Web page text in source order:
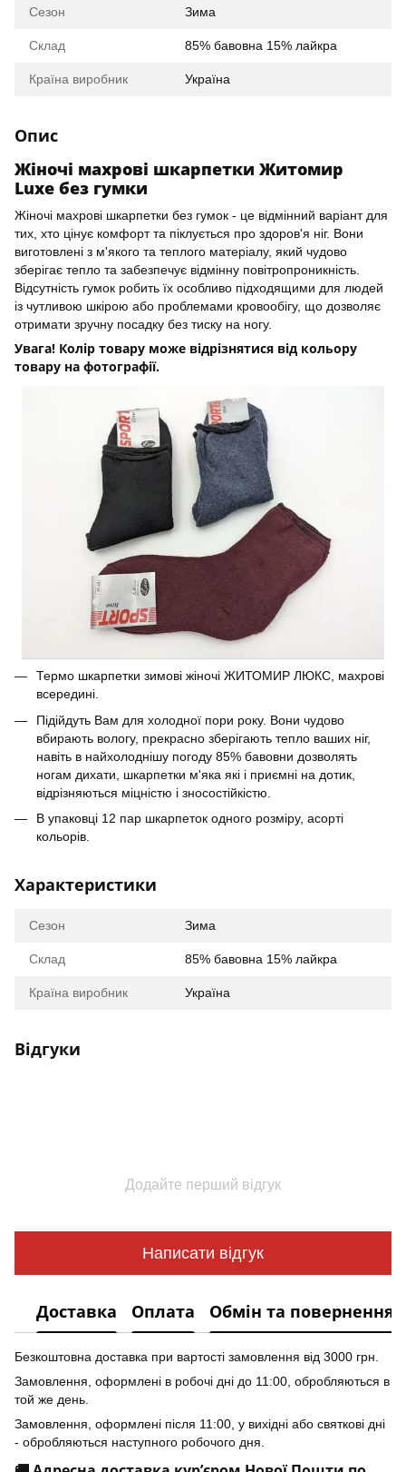
Сезон Зима
Склад 85% бавовна 15% лайкра
Країна виробник Україна
Опис
Жіночі махрові шкарпетки Житомир
Luxe без гумки
Жіночі махрові шкарпетки без гумок - це відмінний варіант для
тих, хто цінує комфорт та піклується про здоров'я ніг. Вони
виготовлені з м'якого та теплого матеріалу, який чудово
зберігає тепло та забезпечує відмінну повітропроникність.
Відсутність гумок робить їх особливо підходящими для людей
із чутливою шкірою або проблемами кровообігу, що дозволяє
отримати зручну посадку без тиску на ногу.
Увага! Колір товару може відрізнятися від кольору
товару на фотографії.
Термо шкарпетки зимові жіночі ЖИТОМИР ЛЮКС, махрові
всередині.
Підійдуть Вам для холодної пори року. Вони чудово
вбирають вологу, прекрасно зберігають тепло ваших ніг,
навіть в найхолоднішу погоду 85% бавовни дозволять
ногам дихати, шкарпетки м'яка які і приємні на дотик,
відрізняються міцністю і зносостійкістю.
В упаковці 12 пар шкарпеток одного розміру, асорті
кольорів.
Характеристики
Сезон Зима
Склад 85% бавовна 15% лайкра
Країна виробник Україна
Відгуки
Додайте перший відгук
Написати відгук
Доставка Оплата Обмін та повернення
Безкоштовна доставка при вартості замовлення від 3000 грн.
Замовлення, оформлені в робочі дні до 11:00, обробляються в
той же день.
Замовлення, оформлені після 11:00, у вихідні або святкові дні
- обробляються наступного робочого дня.